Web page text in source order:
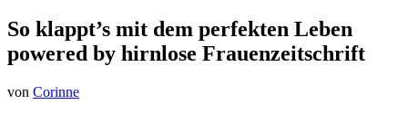
So klappt’s mit dem perfekten Leben
powered by hirnlose Frauenzeitschrift
von Corinne